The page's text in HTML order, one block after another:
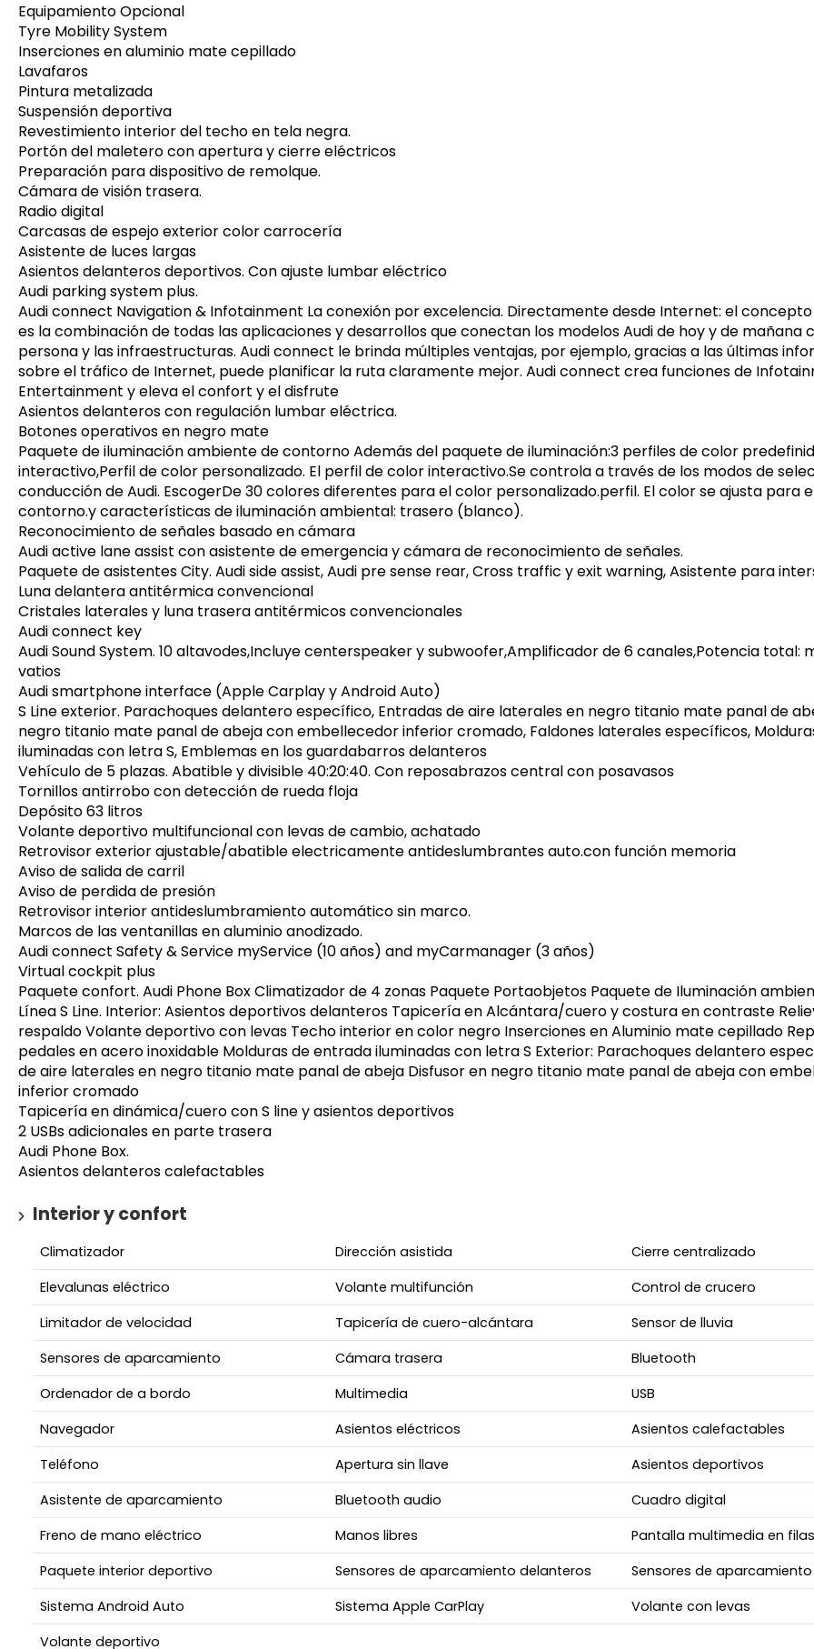
Equipamiento Opcional
Tyre Mobility System
Inserciones en aluminio mate cepillado
Lavafaros
Pintura metalizada
Suspensión deportiva
Revestimiento interior del techo en tela negra.
Portón del maletero con apertura y cierre eléctricos
Preparación para dispositivo de remolque.
Cámara de visión trasera.
Radio digital
Carcasas de espejo exterior color carrocería
Asistente de luces largas
Asientos delanteros deportivos. Con ajuste lumbar eléctrico
Audi parking system plus.
Audi connect Navigation & Infotainment La conexión por excelencia. Directamente desde Internet: el
es la combinación de todas las aplicaciones y desarrollos que conectan los modelos Audi de hoy y de mañana
persona y las infraestructuras. Audi connect le brinda múltiples ventajas, por ejemplo, gracias a las últimas
sobre el tráfico de Internet, puede planificar la ruta claramente mejor. Audi connect crea funciones de
Entertainment y eleva el confort y el disfrute
Asientos delanteros con regulación lumbar eléctrica.
Botones operativos en negro mate
Paquete de iluminación ambiente de contorno Además del paquete de iluminación:3 perfiles de color
interactivo,Perfil de color personalizado. El perfil de color interactivo.Se controla a través de los modos de
conducción de Audi. EscogerDe 30 colores diferentes para el color personalizado.perfil. El color se ajusta para
contorno.y características de iluminación ambiental: trasero (blanco).
Reconocimiento de señales basado en cámara
Audi active lane assist con asistente de emergencia y cámara de reconocimiento de señales.
Paquete de asistentes City. Audi side assist, Audi pre sense rear, Cross traffic y exit warning, Asistente para
Luna delantera antitérmica convencional
Cristales laterales y luna trasera antitérmicos convencionales
Audi connect key
Audi Sound System. 10 altavodes,Incluye centerspeaker y subwoofer,Amplificador de 6 canales,Potencia total:
vatios
Audi smartphone interface (Apple Carplay y Android Auto)
S Line exterior. Parachoques delantero específico, Entradas de aire laterales en negro titanio mate panal de
negro titanio mate panal de abeja con embellecedor inferior cromado, Faldones laterales específicos,
iluminadas con letra S, Emblemas en los guardabarros delanteros
Vehículo de 5 plazas. Abatible y divisible 40:20:40. Con reposabrazos central con posavasos
Tornillos antirrobo con detección de rueda floja
Depósito 63 litros
Volante deportivo multifuncional con levas de cambio, achatado
Retrovisor exterior ajustable/abatible electricamente antideslumbrantes auto.con función memoria
Aviso de salida de carril
Aviso de perdida de presión
Retrovisor interior antideslumbramiento automático sin marco.
Marcos de las ventanillas en aluminio anodizado.
Audi connect Safety & Service myService (10 años) and myCarmanager (3 años)
Virtual cockpit plus
Paquete confort. Audi Phone Box Climatizador de 4 zonas Paquete Portaobjetos Paquete de Iluminación
Línea S Line. Interior: Asientos deportivos delanteros Tapicería en Alcántara/cuero y costura en contraste
respaldo Volante deportivo con levas Techo interior en color negro Inserciones en Aluminio mate cepillado
pedales en acero inoxidable Molduras de entrada iluminadas con letra S Exterior: Parachoques delantero
de aire laterales en negro titanio mate panal de abeja Disfusor en negro titanio mate panal de abeja con
inferior cromado
Tapicería en dinámica/cuero con S line y asientos deportivos
2 USBs adicionales en parte trasera
Audi Phone Box.
Asientos delanteros calefactables
Interior y confort
Climatizador Dirección asistida
Cierre centralizado
Elevalunas eléctrico
Volante multifunción
Control de crucero
Limitador de velocidad
Tapicería de cuero-alcántara
Sensor de lluvia
Sensores de aparcamiento
Cámara trasera
Bluetooth
Ordenador de a bordo
Multimedia
USB
Navegador
Asientos eléctricos
Asientos calefactables
Teléfono
Apertura sin llave
Asientos deportivos
Asistente de aparcamiento
Bluetooth audio
Cuadro digital
Freno de mano eléctrico
Manos libres
Pantalla multimedia en
Paquete interior deportivo
Sensores de aparcamiento delanteros
Sensores de
Sistema Android Auto
Sistema Apple CarPlay
Volante con levas
Volante deportivo